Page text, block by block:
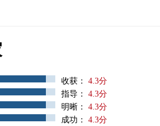
收获：
4.3分
指导：
4.3分
明晰：
4.3分
成功：
4.3分